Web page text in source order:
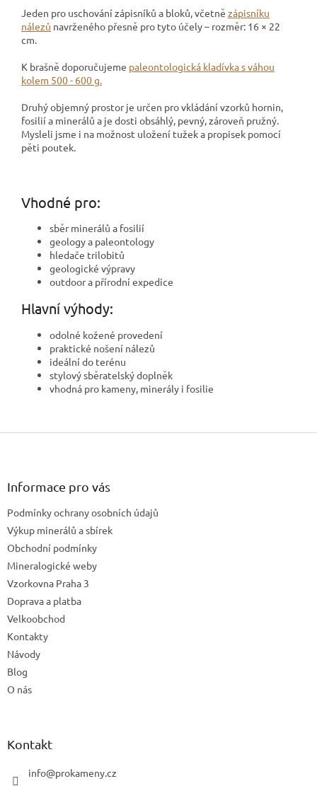
Jeden pro uschování zápisníků a bloků, včetně zápisníku
nálezů navrženého přesně pro tyto účely – rozměr: 16 × 22
cm.
K brašně doporučujeme paleontologická kladívka s váhou
kolem 500 - 600 g.
Druhý objemný prostor je určen pro vkládání vzorků hornin,
fosilií a minerálů a je dosti obsáhlý, pevný, zároveň pružný.
Mysleli jsme i na možnost uložení tužek a propisek pomocí
pěti poutek.
Vhodné pro:
sběr minerálů a fosilií
geology a paleontology
hledače trilobitů
geologické výpravy
outdoor a přírodní expedice
Hlavní výhody:
odolné kožené provedení
praktické nošení nálezů
ideální do terénu
stylový sběratelský doplněk
vhodná pro kameny, minerály i fosilie
Z
Informace pro vás
Podmínky ochrany osobních údajů
Výkup minerálů a sbírek
Obchodní podmínky
Mineralogické weby
Vzorkovna Praha 3
Doprava a platba
Velkoobchod
Kontakty
Návody
Blog
O nás
Kontakt
info@prokameny.cz